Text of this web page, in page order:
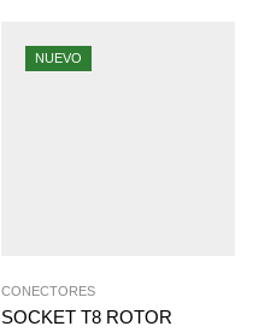
NUEVO
CONECTORES
SOCKET T8 ROTOR